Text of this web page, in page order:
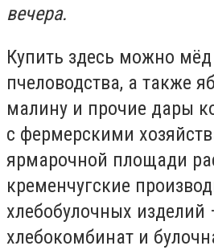
вечера.
Купить здесь можно
пчеловодства, а также
малину и прочие дары
с фермерскими
ярмарочной площади
кременчугские
хлебобулочных изделий
хлебокомбинат и